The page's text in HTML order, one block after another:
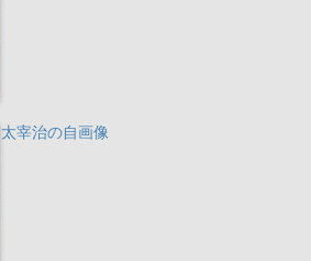
太宰治の自画像